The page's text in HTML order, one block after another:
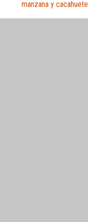
manzana y cacahuete